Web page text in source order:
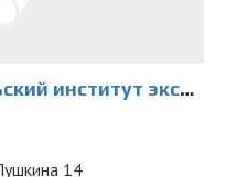
институт экспертиз
14